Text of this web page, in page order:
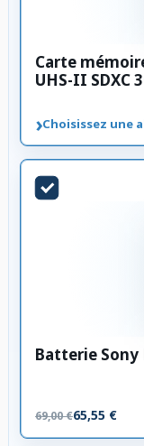
Carte
UHS-II SDXC
›Choisissez une
Batterie Sony
69,00 €65,55 €